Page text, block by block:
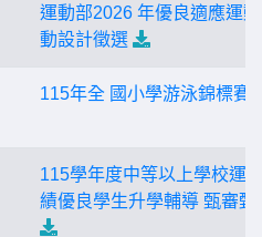
運動部2026 年優良適應運
動設計徵選
115年全 國小學游泳錦標賽
115學年度中等以上學校運
績優良學生升學輔導 甄審甄